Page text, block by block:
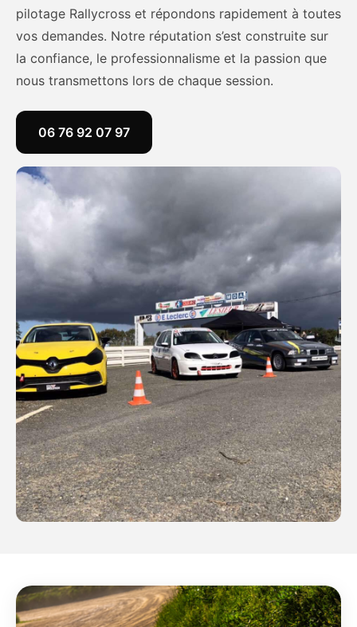
pilotage Rallycross et répondons rapidement à toutes
vos demandes. Notre réputation s’est construite sur
la confiance, le professionnalisme et la passion que
nous transmettons lors de chaque session.
06 76 92 07 97